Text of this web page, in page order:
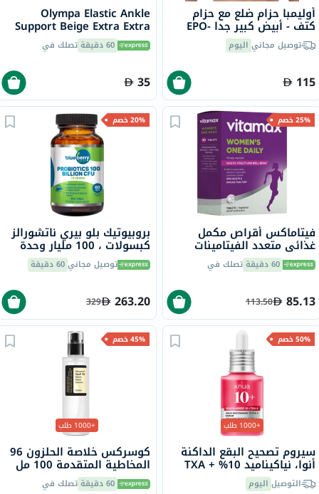
أوليمبا حزام ضلع مع حزام
كتف - أبيض كبير جدا EPO-
516توصيل مجاني اليوم
115
Olympa Elastic Ankle
Support Beige Extra Extra
Large OES-911
60 دقيقة تصلك في
35
25% خصم
فيتاماكس أقراص مكمل
غذائي متعدد الفيتامينات
للنساء، مرة واحدة يوميًا،
حزمة من 60
60 دقيقة تصلك في
85.13
113.50
20% خصم
بروبيوتيك بلو بيري ناتشورالز
كبسولات ، 100 مليار وحدة
تشكيل مستعمرة، 14 سلالة،
لدعم الهضم، حزمه من 60
توصيل مجاني60 دقيقة
263.20
329
50% خصم
+1000 طلب
سيروم تصحيح البقع الداكنة
أنوا، نياكيناميد 10% + TXA
4%، 30 مل
التوصيل اليوم
45% خصم
+1000 طلب
كوسركس خلاصة الحلزون 96
المخاطية المتقدمة 100 مل
60 دقيقة تصلك في